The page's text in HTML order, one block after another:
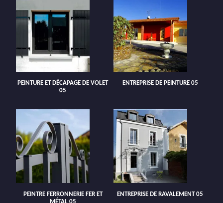
PEINTURE ET DÉCAPAGE DE VOLET
05
ENTREPRISE DE PEINTURE 05
PEINTRE FERRONNERIE FER ET
ENTREPRISE DE RAVALEMENT 05